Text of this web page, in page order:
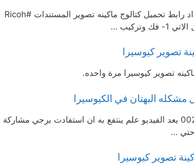
هدية من #أكاديمية المهندس رامي حداد رابط تحميل كتالوج ماكينه تصوير المستندات #Ricoh
تصوير كيوسيرا
تصوير كيوسيرا مرة واحده.
للتواصل : تلي واتس 00201092724757 يعد الفيديو علم ينتفع به ان استفادت يرجي مشاركة
تصوير كيوسيرا